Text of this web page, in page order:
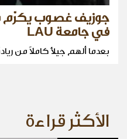
جوزيف غصوب يكرّم
في جامعة LAU
بعدما ألهم جيلأ كاملاً من
الأكثر قراءة